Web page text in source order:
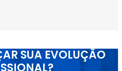
SUA EVOLUÇÃO